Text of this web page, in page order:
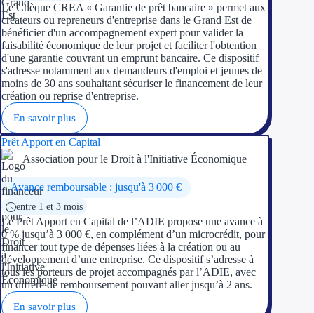
Le Chèque CREA « Garantie de prêt bancaire » permet aux
créateurs ou repreneurs d'entreprise dans le Grand Est de
bénéficier d'un accompagnement expert pour valider la
faisabilité économique de leur projet et faciliter l'obtention
d'une garantie couvrant un emprunt bancaire. Ce dispositif
s'adresse notamment aux demandeurs d'emploi et jeunes de
moins de 30 ans souhaitant sécuriser le financement de leur
création ou reprise d'entreprise.
En savoir plus
Prêt Apport en Capital
Association pour le Droit à l'Initiative Économique
Avance remboursable : jusqu'à 3 000 €
entre 1 et 3 mois
Le Prêt Apport en Capital de l’ADIE propose une avance à
0 % jusqu’à 3 000 €, en complément d’un microcrédit, pour
financer tout type de dépenses liées à la création ou au
développement d’une entreprise. Ce dispositif s’adresse à
tous les porteurs de projet accompagnés par l’ADIE, avec
un différé de remboursement pouvant aller jusqu’à 2 ans.
En savoir plus